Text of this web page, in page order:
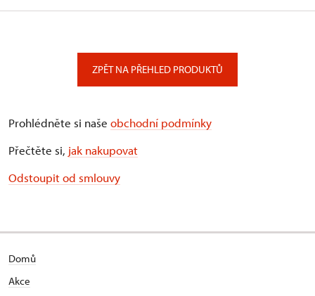
ZPĚT NA PŘEHLED PRODUKTŮ
Prohlédněte si naše obchodní podmínky
Přečtěte si, jak nakupovat
Odstoupit od smlouvy
Domů
Akce